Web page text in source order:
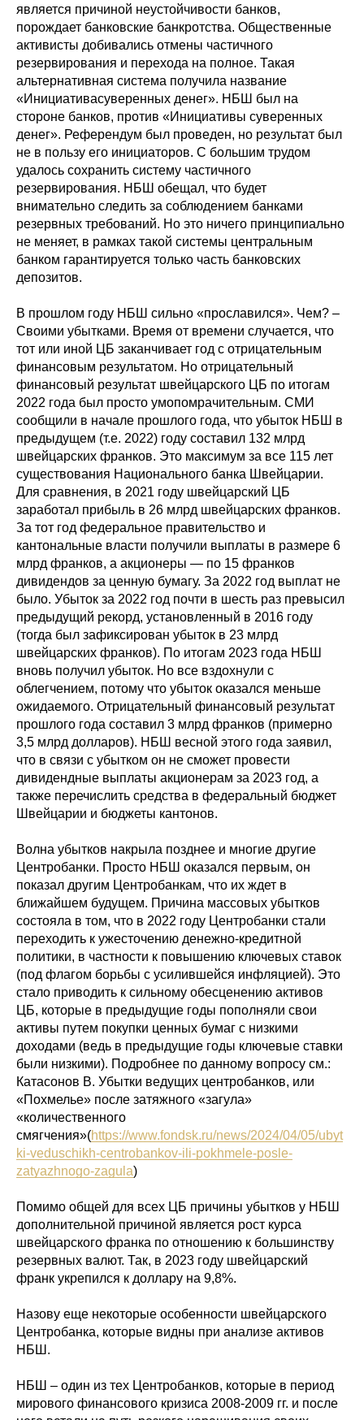
является причиной неустойчивости банков,
порождает банковские банкротства. Общественные
активисты добивались отмены частичного
резервирования и перехода на полное. Такая
альтернативная система получила название
«Инициативасуверенных денег». НБШ был на
стороне банков, против «Инициативы суверенных
денег». Референдум был проведен, но результат был
не в пользу его инициаторов. С большим трудом
удалось сохранить систему частичного
резервирования. НБШ обещал, что будет
внимательно следить за соблюдением банками
резервных требований. Но это ничего принципиально
не меняет, в рамках такой системы центральным
банком гарантируется только часть банковских
депозитов.
В прошлом году НБШ сильно «прославился». Чем? –
Своими убытками. Время от времени случается, что
тот или иной ЦБ заканчивает год с отрицательным
финансовым результатом. Но отрицательный
финансовый результат швейцарского ЦБ по итогам
2022 года был просто умопомрачительным. СМИ
сообщили в начале прошлого года, что убыток НБШ в
предыдущем (т.е. 2022) году составил 132 млрд
швейцарских франков. Это максимум за все 115 лет
существования Национального банка Швейцарии.
Для сравнения, в 2021 году швейцарский ЦБ
заработал прибыль в 26 млрд швейцарских франков.
За тот год федеральное правительство и
кантональные власти получили выплаты в размере 6
млрд франков, а акционеры — по 15 франков
дивидендов за ценную бумагу. За 2022 год выплат не
было. Убыток за 2022 год почти в шесть раз превысил
предыдущий рекорд, установленный в 2016 году
(тогда был зафиксирован убыток в 23 млрд
швейцарских франков). По итогам 2023 года НБШ
вновь получил убыток. Но все вздохнули с
облегчением, потому что убыток оказался меньше
ожидаемого. Отрицательный финансовый результат
прошлого года составил 3 млрд франков (примерно
3,5 млрд долларов). НБШ весной этого года заявил,
что в связи с убытком он не сможет провести
дивидендные выплаты акционерам за 2023 год, а
также перечислить средства в федеральный бюджет
Швейцарии и бюджеты кантонов.
Волна убытков накрыла позднее и многие другие
Центробанки. Просто НБШ оказался первым, он
показал другим Центробанкам, что их ждет в
ближайшем будущем. Причина массовых убытков
состояла в том, что в 2022 году Центробанки стали
переходить к ужесточению денежно-кредитной
политики, в частности к повышению ключевых ставок
(под флагом борьбы с усилившейся инфляцией). Это
стало приводить к сильному обесценению активов
ЦБ, которые в предыдущие годы пополняли свои
активы путем покупки ценных бумаг с низкими
доходами (ведь в предыдущие годы ключевые ставки
были низкими). Подробнее по данному вопросу см.:
Катасонов В. Убытки ведущих центробанков, или
«Похмелье» после затяжного «загула»
«количественного
смягчения»(https://www.fondsk.ru/news/2024/04/05/ubyt
ki-veduschikh-centrobankov-ili-pokhmele-posle-
zatyazhnogo-zagula)
Помимо общей для всех ЦБ причины убытков у НБШ
дополнительной причиной является рост курса
швейцарского франка по отношению к большинству
резервных валют. Так, в 2023 году швейцарский
франк укрепился к доллару на 9,8%.
Назову еще некоторые особенности швейцарского
Центробанка, которые видны при анализе активов
НБШ.
НБШ – один из тех Центробанков, которые в период
мирового финансового кризиса 2008-2009 гг. и после